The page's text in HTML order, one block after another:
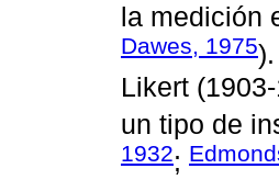
la medición
Dawes, 1975
Likert
un tipo de
1932;